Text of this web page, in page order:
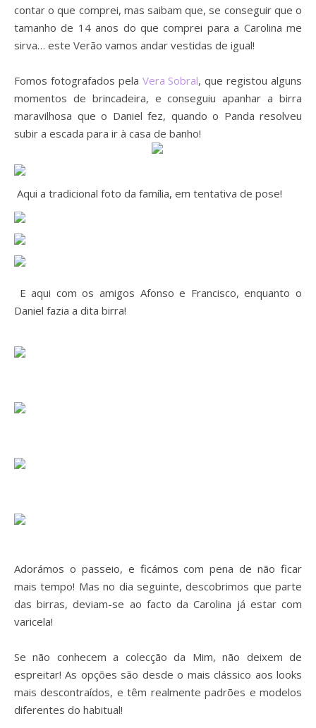
contar o que comprei, mas saibam que, se conseguir que o
tamanho de 14 anos do que comprei para a Carolina me
sirva… este Verão vamos andar vestidas de igual!
Fomos fotografados pela Vera Sobral, que registou alguns
momentos de brincadeira, e conseguiu apanhar a birra
maravilhosa que o Daniel fez, quando o Panda resolveu
subir a escada para ir à casa de banho!
Aqui a tradicional foto da família, em tentativa de pose!
E aqui com os amigos Afonso e Francisco, enquanto o
Daniel fazia a dita birra!
Adorámos o passeio, e ficámos com pena de não ficar
mais tempo! Mas no dia seguinte, descobrimos que parte
das birras, deviam-se ao facto da Carolina já estar com
varicela!
Se não conhecem a colecção da Mim, não deixem de
espreitar! As opções são desde o mais clássico aos looks
mais descontraídos, e têm realmente padrões e modelos
diferentes do habitual!